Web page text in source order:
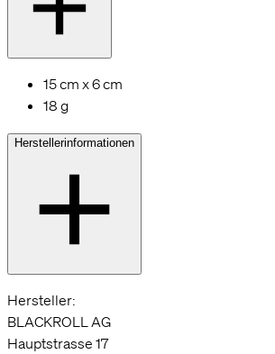
15 cm x 6 cm
18 g
Herstellerinformationen
Hersteller:
BLACKROLL AG
Hauptstrasse 17